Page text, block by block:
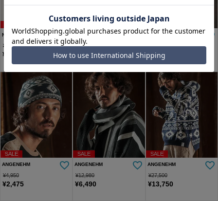
NO ID.
¥ 12,980
¥
NO ID.
¥107,800
¥53,900
SALE
Jih Nunc
¥9,020
¥4,510
SALE
ANGENEHM
¥4,950
¥2,475
SALE
ANGENEHM
¥12,980
¥6,490
SALE
ANGENEHM
¥27,500
¥13,750